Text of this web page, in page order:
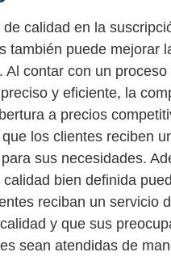
calidad en la
también puede mejorar
Al contar con un
y eficiente, la
a precios
los clientes reciben
sus necesidades.
bien definida
reciban un servicio
y que sus
sean atendidas de